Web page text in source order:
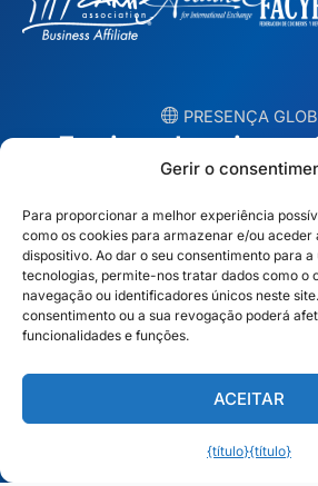
Gerir o
Para proporcionar a melhor experiência
como os cookies para armazenar e/ou aceder
dispositivo. Ao dar o seu consentimento para
tecnologias, permite-nos tratar dados como o
navegação ou identificadores únicos neste
consentimento ou a sua revogação poderá
funcionalidades e funções.
ACEITAR
{título}{título}
PRESENÇA
Equipas locais em
EUA
Dubai
México
Espanha
Encontre a sua equipa